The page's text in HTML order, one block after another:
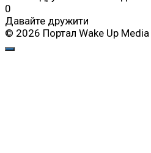
0
Давайте дружити
© 2026 Портал Wake Up Media